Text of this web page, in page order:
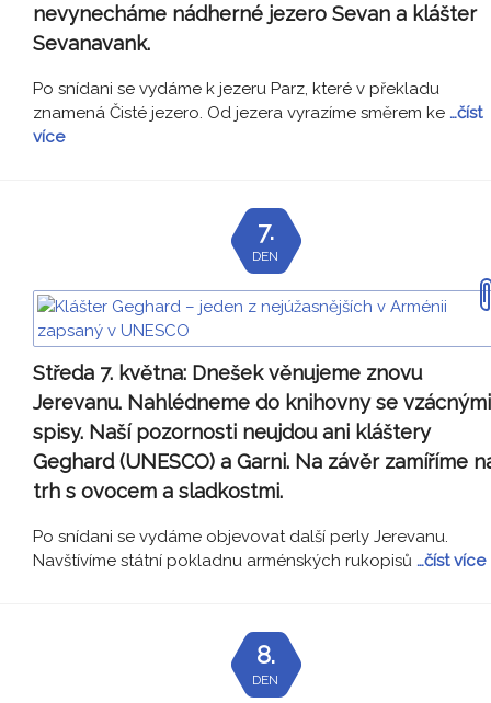
nevynecháme nádherné jezero Sevan a klášter
Sevanavank.
Po snídani se vydáme k jezeru Parz, které v překladu
znamená Čisté jezero. Od jezera vyrazíme směrem ke …číst
více
7.
DEN
Středa 7. května: Dnešek věnujeme znovu
Jerevanu. Nahlédneme do knihovny se vzácnými
spisy. Naší pozornosti neujdou ani kláštery
Geghard (UNESCO) a Garni. Na závěr zamíříme
trh s ovocem a sladkostmi.
Po snídani se vydáme objevovat další perly Jerevanu.
Navštívíme státní pokladnu arménských rukopisů …číst více
8.
DEN